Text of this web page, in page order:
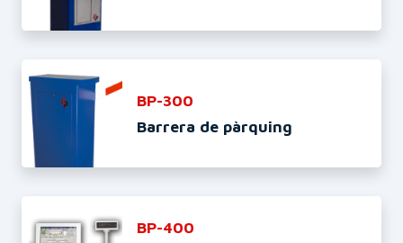
BP-300
Barrera de pàrquing
BP-400